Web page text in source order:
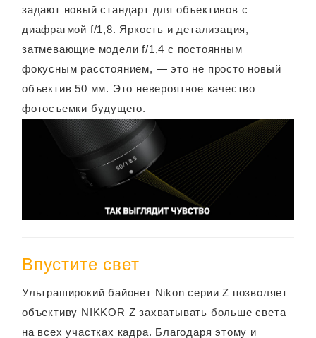
задают новый стандарт для объективов с
диафрагмой f/1,8. Яркость и детализация,
затмевающие модели f/1,4 с постоянным
фокусным расстоянием, — это не просто новый
объектив 50 мм. Это невероятное качество
фотосъемки будущего.
Впустите свет
Ультраширокий байонет Nikon серии Z позволяет
объективу NIKKOR Z захватывать больше света
на всех участках кадра. Благодаря этому и